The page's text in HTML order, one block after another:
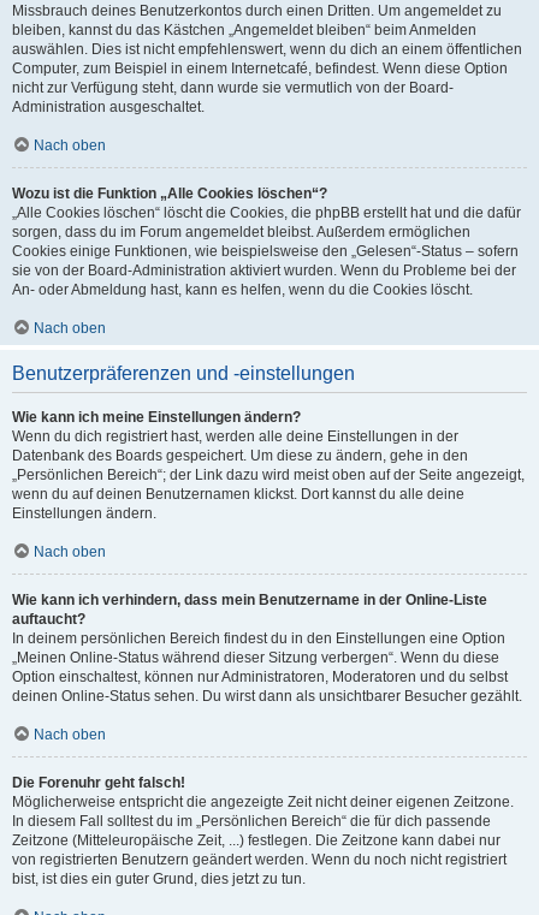
Missbrauch deines Benutzerkontos durch einen Dritten. Um angemeldet zu
bleiben, kannst du das Kästchen „Angemeldet bleiben“ beim Anmelden
auswählen. Dies ist nicht empfehlenswert, wenn du dich an einem öffentlichen
Computer, zum Beispiel in einem Internetcafé, befindest. Wenn diese Option
nicht zur Verfügung steht, dann wurde sie vermutlich von der Board-
Administration ausgeschaltet.
Nach oben
Wozu ist die Funktion „Alle Cookies löschen“?
„Alle Cookies löschen“ löscht die Cookies, die phpBB erstellt hat und die dafür
sorgen, dass du im Forum angemeldet bleibst. Außerdem ermöglichen
Cookies einige Funktionen, wie beispielsweise den „Gelesen“-Status – sofern
sie von der Board-Administration aktiviert wurden. Wenn du Probleme bei der
An- oder Abmeldung hast, kann es helfen, wenn du die Cookies löscht.
Nach oben
Benutzerpräferenzen und -einstellungen
Wie kann ich meine Einstellungen ändern?
Wenn du dich registriert hast, werden alle deine Einstellungen in der
Datenbank des Boards gespeichert. Um diese zu ändern, gehe in den
„Persönlichen Bereich“; der Link dazu wird meist oben auf der Seite angezeigt,
wenn du auf deinen Benutzernamen klickst. Dort kannst du alle deine
Einstellungen ändern.
Nach oben
Wie kann ich verhindern, dass mein Benutzername in der Online-Liste
auftaucht?
In deinem persönlichen Bereich findest du in den Einstellungen eine Option
„Meinen Online-Status während dieser Sitzung verbergen“. Wenn du diese
Option einschaltest, können nur Administratoren, Moderatoren und du selbst
deinen Online-Status sehen. Du wirst dann als unsichtbarer Besucher gezählt.
Nach oben
Die Forenuhr geht falsch!
Möglicherweise entspricht die angezeigte Zeit nicht deiner eigenen Zeitzone.
In diesem Fall solltest du im „Persönlichen Bereich“ die für dich passende
Zeitzone (Mitteleuropäische Zeit, ...) festlegen. Die Zeitzone kann dabei nur
von registrierten Benutzern geändert werden. Wenn du noch nicht registriert
bist, ist dies ein guter Grund, dies jetzt zu tun.